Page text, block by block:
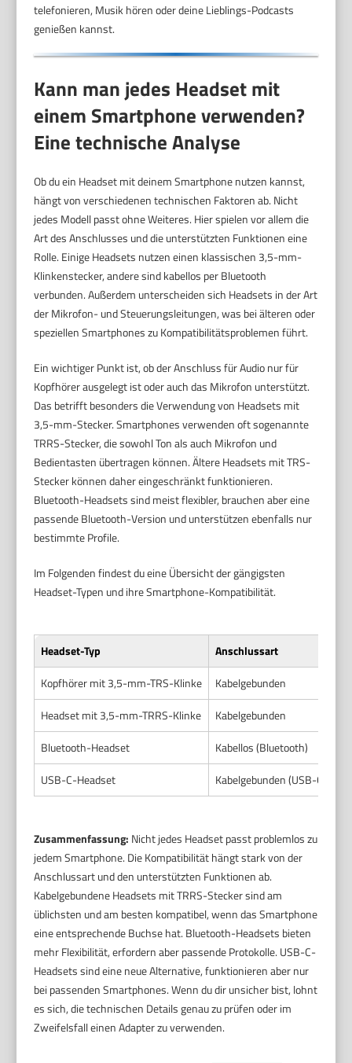
telefonieren, Musik hören oder deine Lieblings-Podcasts
genießen kannst.
Kann man jedes Headset mit
einem Smartphone verwenden?
Eine technische Analyse
Ob du ein Headset mit deinem Smartphone nutzen kannst,
hängt von verschiedenen technischen Faktoren ab. Nicht
jedes Modell passt ohne Weiteres. Hier spielen vor allem die
Art des Anschlusses und die unterstützten Funktionen eine
Rolle. Einige Headsets nutzen einen klassischen 3,5-mm-
Klinkenstecker, andere sind kabellos per Bluetooth
verbunden. Außerdem unterscheiden sich Headsets in der Art
der Mikrofon- und Steuerungsleitungen, was bei älteren oder
speziellen Smartphones zu Kompatibilitätsproblemen führt.
Ein wichtiger Punkt ist, ob der Anschluss für Audio nur für
Kopfhörer ausgelegt ist oder auch das Mikrofon unterstützt.
Das betrifft besonders die Verwendung von Headsets mit
3,5-mm-Stecker. Smartphones verwenden oft sogenannte
TRRS-Stecker, die sowohl Ton als auch Mikrofon und
Bedientasten übertragen können. Ältere Headsets mit TRS-
Stecker können daher eingeschränkt funktionieren.
Bluetooth-Headsets sind meist flexibler, brauchen aber eine
passende Bluetooth-Version und unterstützen ebenfalls nur
bestimmte Profile.
Im Folgenden findest du eine Übersicht der gängigsten
Headset-Typen und ihre Smartphone-Kompatibilität.
Headset-Typ Anschlussart
Kopfhörer mit 3,5-mm-TRS-Klinke
Kabelgebunden
Headset mit 3,5-mm-TRRS-Klinke
Kabelgebunden
Bluetooth-Headset
Kabellos (Bluetooth)
USB-C-Headset
Kabelgebunden (USB-C)
Zusammenfassung: Nicht jedes Headset passt problemlos zu
jedem Smartphone. Die Kompatibilität hängt stark von der
Anschlussart und den unterstützten Funktionen ab.
Kabelgebundene Headsets mit TRRS-Stecker sind am
üblichsten und am besten kompatibel, wenn das Smartphone
eine entsprechende Buchse hat. Bluetooth-Headsets bieten
mehr Flexibilität, erfordern aber passende Protokolle. USB-C-
Headsets sind eine neue Alternative, funktionieren aber nur
bei passenden Smartphones. Wenn du dir unsicher bist, lohnt
es sich, die technischen Details genau zu prüfen oder im
Zweifelsfall einen Adapter zu verwenden.